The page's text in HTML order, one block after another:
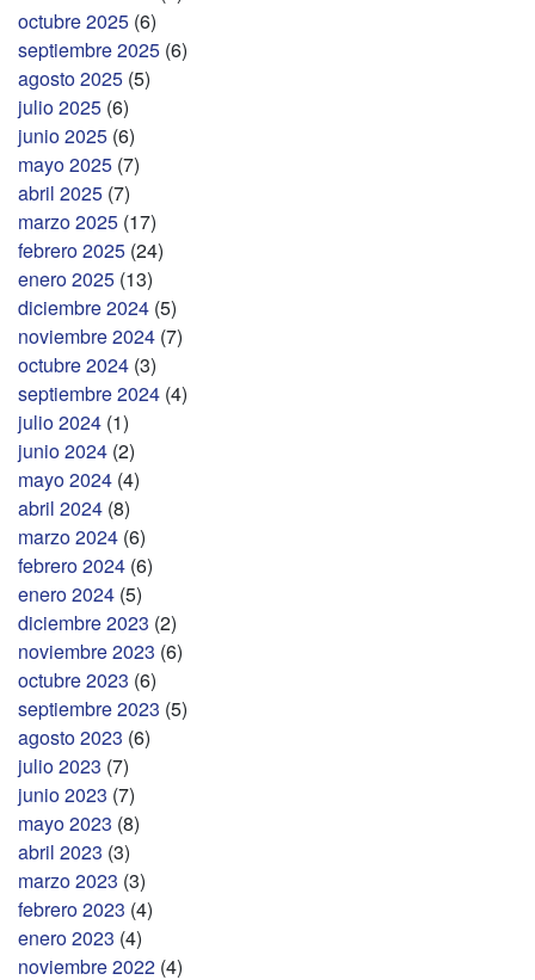
octubre 2025 (6)
septiembre 2025 (6)
agosto 2025 (5)
julio 2025 (6)
junio 2025 (6)
mayo 2025 (7)
abril 2025 (7)
marzo 2025 (17)
febrero 2025 (24)
enero 2025 (13)
diciembre 2024 (5)
noviembre 2024 (7)
octubre 2024 (3)
septiembre 2024 (4)
julio 2024 (1)
junio 2024 (2)
mayo 2024 (4)
abril 2024 (8)
marzo 2024 (6)
febrero 2024 (6)
enero 2024 (5)
diciembre 2023 (2)
noviembre 2023 (6)
octubre 2023 (6)
septiembre 2023 (5)
agosto 2023 (6)
julio 2023 (7)
junio 2023 (7)
mayo 2023 (8)
abril 2023 (3)
marzo 2023 (3)
febrero 2023 (4)
enero 2023 (4)
noviembre 2022 (4)